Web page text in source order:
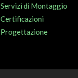
Servizi di Montaggio
Certificazioni
Progettazione